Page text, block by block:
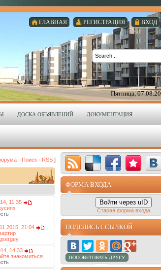
ВХОД
РЕГИСТРАЦИЯ
ГЛАВНАЯ
Пятница,
ДОСКА ОБЪЯВЛЕНИЙ ДОКУМЕНТАЦИЯ
· Поиск · RSS ]
11:35
21:04
14:33
знакомиться
ФОРМА ВХОДА
Войти через uID
Старая форма входа
ПОДЕЛИСЬ ССЫЛКОЙ